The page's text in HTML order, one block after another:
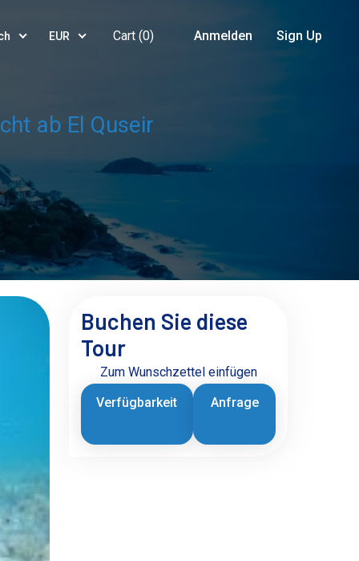
EUR Cart (0) Anmelden Sign Up
ab El Quseir
Buchen Sie diese
Tour
Zum Wunschzettel einfügen
Anfrage